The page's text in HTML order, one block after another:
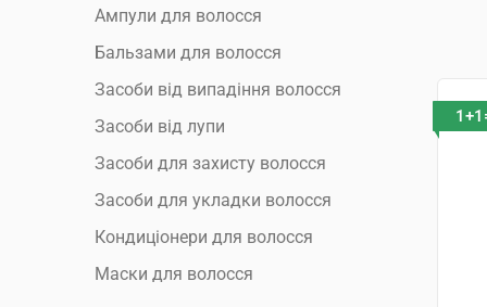
Ампули для волосся
Бальзами для волосся
Засоби від випадіння волосся
Засоби від лупи
Засоби для захисту волосся
Засоби для укладки волосся
Кондиціонери для волосся
Маски для волосся